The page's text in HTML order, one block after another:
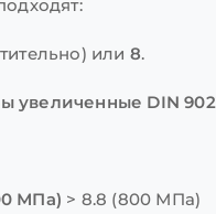
или 8.
увеличенные DIN
МПа) > 8.8 (800 МПа)